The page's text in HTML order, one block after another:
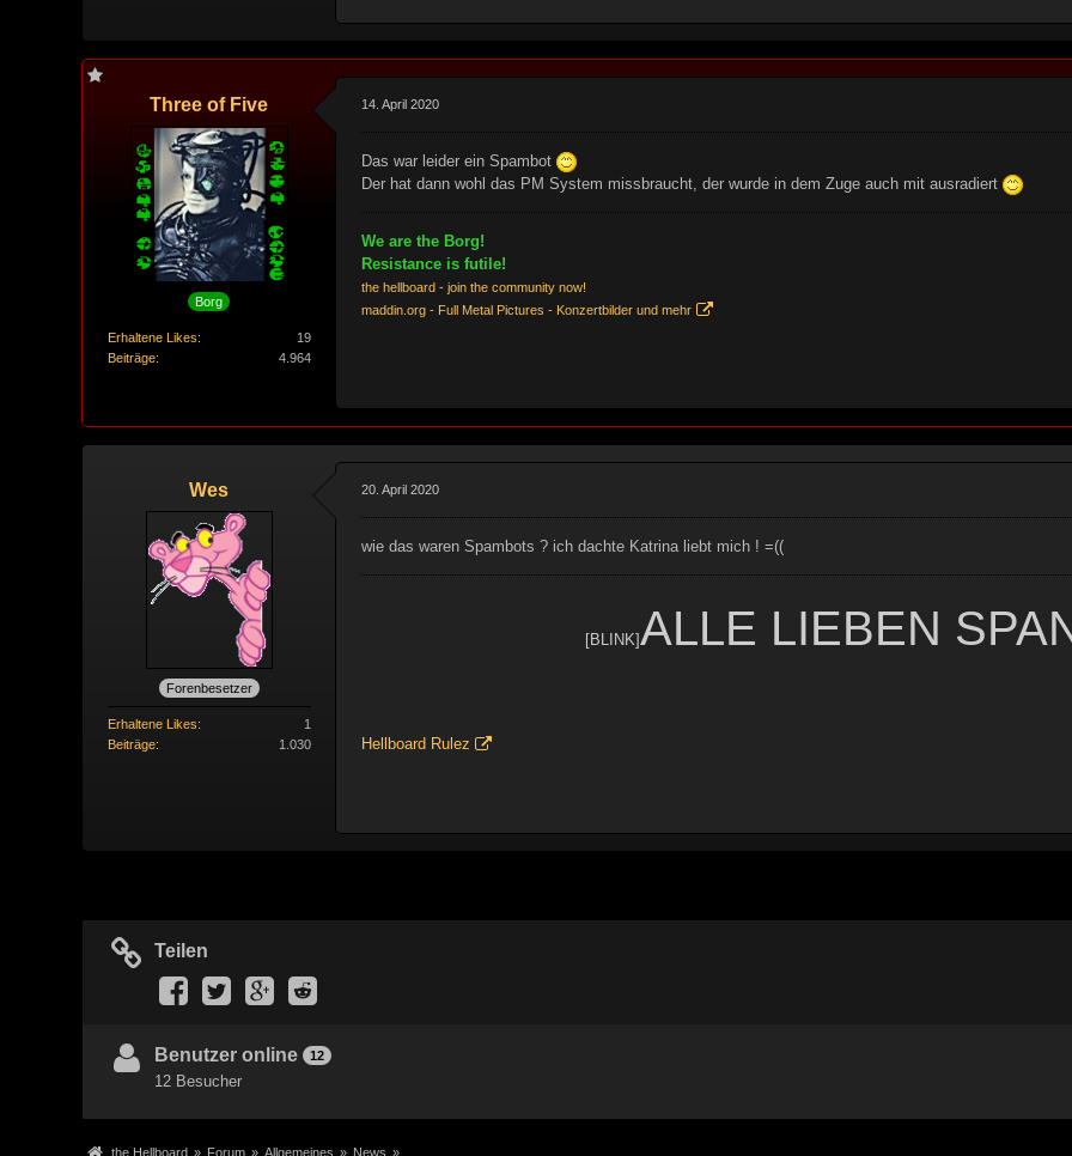
Three of Five
Borg
Erhaltene Likes
19
Beiträge
4.964
14. April 2020
Das war leider ein Spambot
Der hat dann wohl das PM System missbraucht, der wurde in dem Zuge auch mit ausradiert
We are the Borg!
Resistance is futile!
the hellboard - join the community now!
maddin.org - Full Metal Pictures - Konzertbilder und mehr
Wes
Forenbesetzer
Erhaltene Likes
1
Beiträge
1.030
20. April 2020
wie das waren Spambots ? ich dachte Katrina liebt mich ! =((
[BLINK]ALLE LIEBEN
Hellboard Rulez
Teilen
Benutzer online 12
12 Besucher
the Hellboard » Forum » Allgemeines » News »